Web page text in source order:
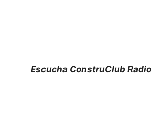
Escucha ConstruClub Radio